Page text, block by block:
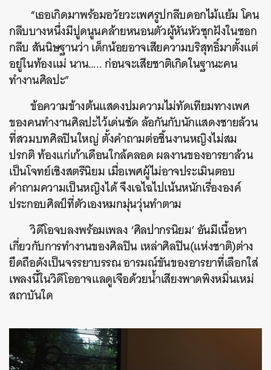
“เธอเกิดมาพร้อมอวัยวะเพศรูปกลีบดอกไม้แย้ม โคน
กลีบบางหนึ่งมีปูดนูนคล้ายหนอนตัวผู้หันหัวซุกฝังในซอก
กลีบ สันนิษฐานว่า เด็กน้อยอาจเสียความบริสุทธิ์มาตั้งแต่
อยู่ในท้องแม่ นาน….. ก่อนจะเสียชาติเกิดในฐานะคน
ทำงานศิลปะ”
ข้อความข้างต้นแสดงปมความไม่ทัดเทียมทางเพศ
ของคนทำงานศิลปะไว้เด่นชัด ล้อกันกับนักแสดงชายล้วน
ที่สวมบทศิลปินใหญ่ ตั้งคำถามต่อชิ้นงานหญิงไม่สม
ปรกติ ท้องแก่เก้าเดือนใกล้คลอด ผลงานของอารยาล้วน
เป็นโจทย์เชิงสตรีนิยม เมื่อเพศผู้ไม่อาจประเมินตอบ
คำถามความเป็นหญิงได้ จึงเฉไฉไปเน้นหนักเรื่ององค์
ประกอบศิลป์ที่ตัวเองหมกมุ่นวุ่นทำตาม
วิดีโอจบลงพร้อมเพลง ‘ศิลปากรนิยม’ อันมีเนื้อหา
เกี่ยวกับการทำงานของศิลปิน เหล่าศิลปิน(แห่งชาติ)ต่าง
ยึดถือดังเป็นจรรยาบรรณ อารมณ์ขันของอารยาที่เลือกใส่
เพลงนี้ในวิดีโออาจแลดูเจือด้วยน้ำเสียงพาดพิงหมิ่นเหม่
สถาบันใด